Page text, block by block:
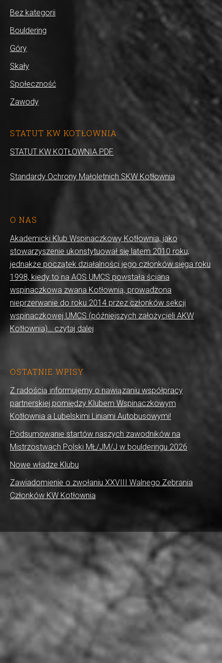
Bez kategorii
Bouldering
Góry
Skały
Społeczność
Zawody
STATUT KW KOTŁOWNIA
STATUT KW KOTŁOWNIA.PDF
Standardy Ochrony Małoletnich SKW Kotłownia
O NAS
Akademicki Klub Wspinaczkowy Kotłownia, jako
stowarzyszenie ukonstytuował się latem 2010 roku,
jednakże początek działalności jego członków sięga roku
1998, kiedy to na AOS UMCS powstała ściana
wspinaczkowa zwana Kotłownią, prowadzona
nieprzerwanie do roku 2014 przez członków sekcji
wspinaczkowej UMCS (późniejszych założycieli AKW
Kotłownia)… czytaj dalej
OSTATNIE WPISY
Z radością informujemy o nawiązaniu współpracy
partnerskiej pomiędzy Klubem Wspinaczkowym
Kotłownia a Lubelskimi Liniami Autobusowymi!
Podsumowanie startów naszych zawodników na
Mistrzostwach Polski MŁ/JM/J w boulderingu 2026
Nowe władze Klubu
Zawiadomienie o zwołaniu XXVIII Walnego Zebrania
Członków KW Kotłownia